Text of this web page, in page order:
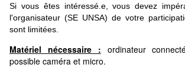
Si vous êtes intéressé.e, vous devez
l'organisateur (SE UNSA) de votre
sont limitées.
Matériel nécessaire : ordinateur
possible caméra et micro.